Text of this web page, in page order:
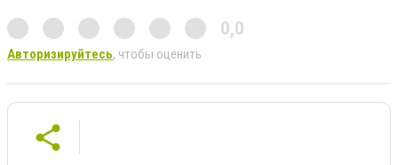
0,0
Авторизируйтесь, чтобы оценить